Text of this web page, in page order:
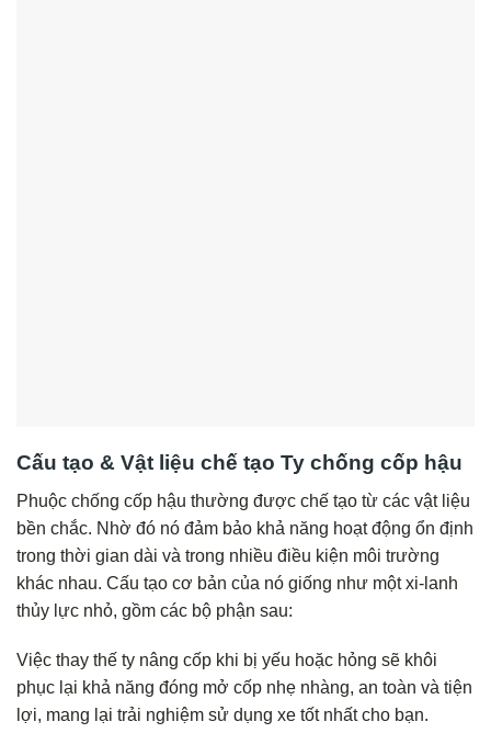
Cấu tạo & Vật liệu chế tạo Ty chống cốp hậu
Phuộc chống cốp hậu thường được chế tạo từ các vật liệu
bền chắc. Nhờ đó nó đảm bảo khả năng hoạt động ổn định
trong thời gian dài và trong nhiều điều kiện môi trường
khác nhau. Cấu tạo cơ bản của nó giống như một xi-lanh
thủy lực nhỏ, gồm các bộ phận sau:
Việc thay thế ty nâng cốp khi bị yếu hoặc hỏng sẽ khôi
phục lại khả năng đóng mở cốp nhẹ nhàng, an toàn và tiện
lợi, mang lại trải nghiệm sử dụng xe tốt nhất cho bạn.